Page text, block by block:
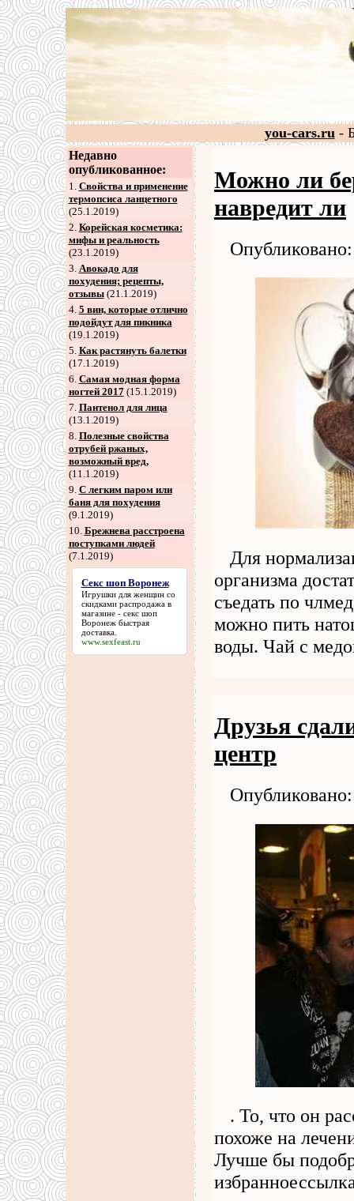
you-cars.ru-
Недавно
опубликованное:
1. Свойства и применение
термопсиса ланцетного
(25.1.2019)
2. Корейская косметика:
мифы и реальность
(23.1.2019)
3. Авокадо для
похудения; рецепты,
отзывы(21.1.2019)
4. 5 вин, которые отлично
подойдут для пикника
(19.1.2019)
5. Как растянуть балетки
(17.1.2019)
6. Самая модная форма
ногтей 2017(15.1.2019)
7. Пантенол для лица
(13.1.2019)
8. Полезные свойства
отрубей ржаных,
возможный вред,
(11.1.2019)
9. С легким паром или
баня для похудения
(9.1.2019)
10. Брежнева расстроена
поступками людей
(7.1.2019)
Секс шоп Воронеж
Игрушки для женщин со
скидками распродажа в
магазине - секс шоп
Воронежбыстрая
доставка.
www.sexfeast.ru
Можно ли
навредит ли
Для
организма
съедать по
можно пить
воды. Чай с
Друзья
центр
. То, что он
похоже на
Лучше бы